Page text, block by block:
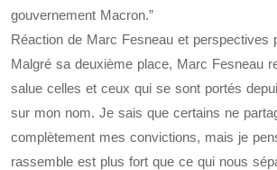
gouvernement Macron.”
Réaction de Marc Fesneau et perspectives
Malgré sa deuxième place, Marc Fesneau
salue celles et ceux qui se sont portés
sur mon nom. Je sais que certains ne
complètement mes convictions, mais je
rassemble est plus fort que ce qui nous